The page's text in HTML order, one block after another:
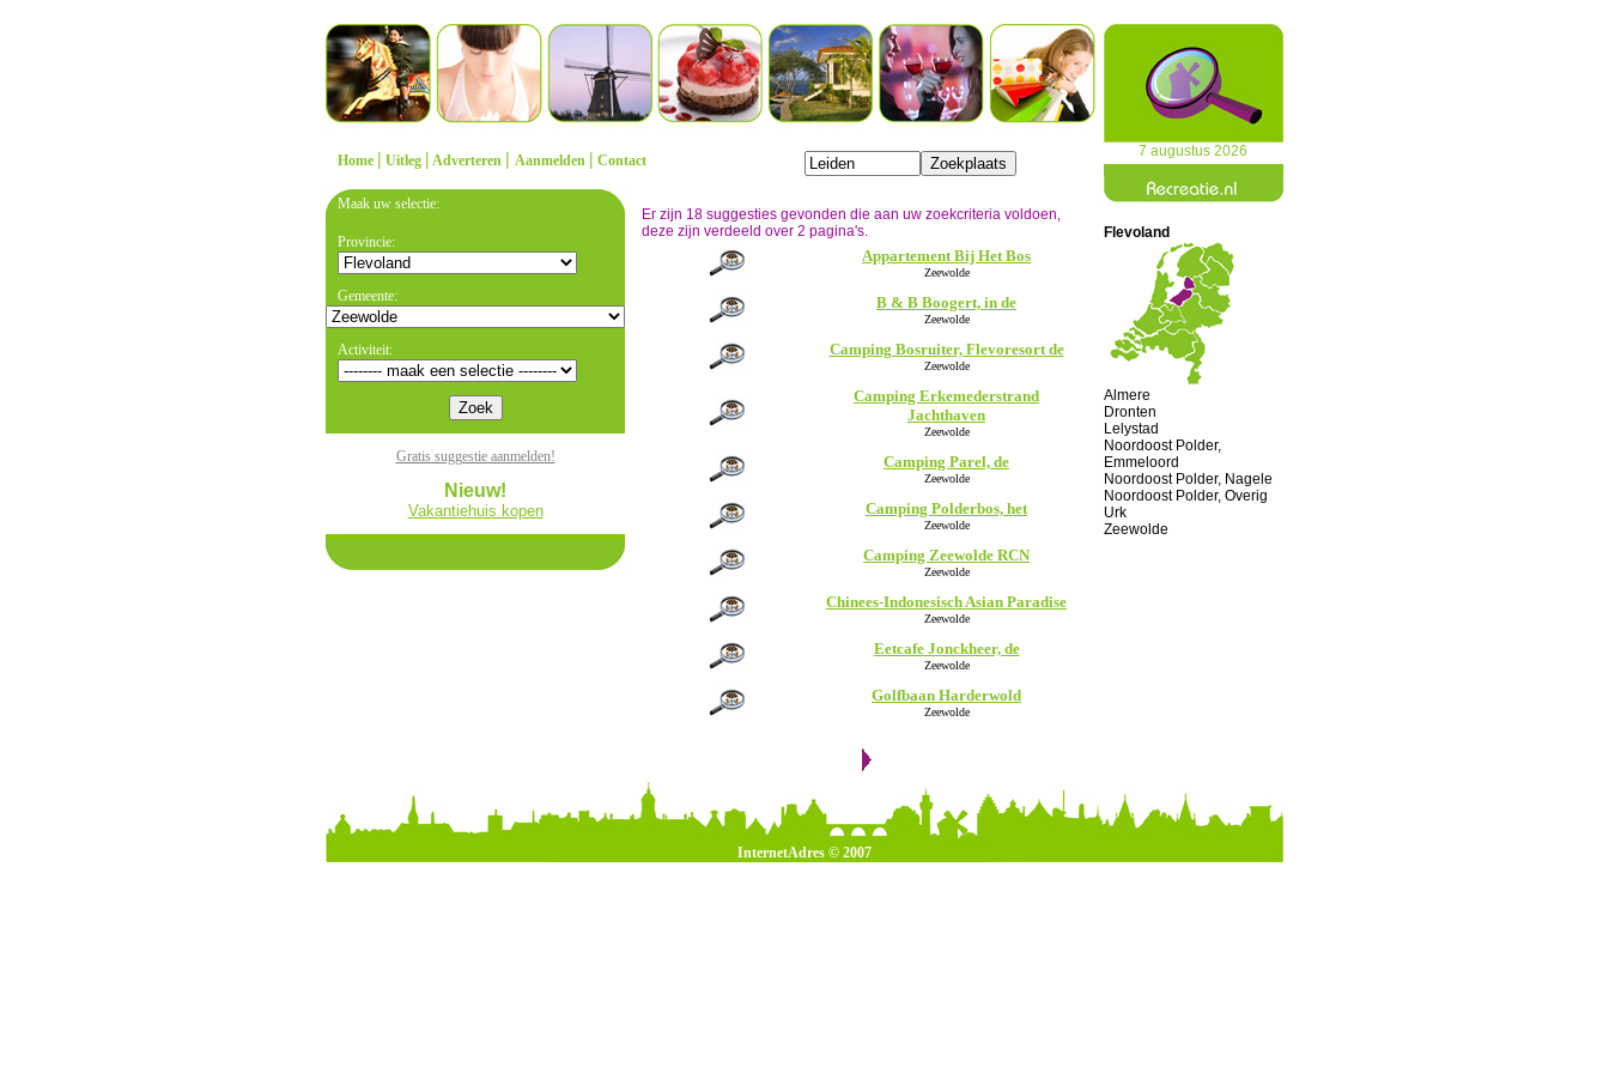
Home | Uitleg | Adverteren | Aanmelden | Contact
7 augustus 2026
Maak uw selectie:
Provincie:
Gemeente:
Activiteit:
Gratis suggestie aanmelden!
Nieuw!
Vakantiehuis kopen
Er zijn 18 suggesties gevonden die aan uw zoekcriteria voldoen,
deze zijn verdeeld over 2 pagina's.
Appartement Bij Het Bos
Zeewolde
B & B Boogert, in de
Zeewolde
Camping Bosruiter, Flevoresort de
Zeewolde
Camping Erkemederstrand
Jachthaven
Zeewolde
Camping Parel, de
Zeewolde
Camping Polderbos, het
Zeewolde
Camping Zeewolde RCN
Zeewolde
Chinees-Indonesisch Asian Paradise
Zeewolde
Eetcafe Jonckheer, de
Zeewolde
Golfbaan Harderwold
Zeewolde
Flevoland
Almere
Dronten
Lelystad
Noordoost Polder,
Emmeloord
Noordoost Polder, Nagele
Noordoost Polder, Overig
Urk
Zeewolde
InternetAdres © 2007